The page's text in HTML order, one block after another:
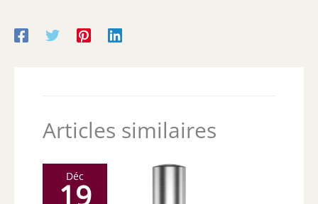
Articles similaires
Déc
19